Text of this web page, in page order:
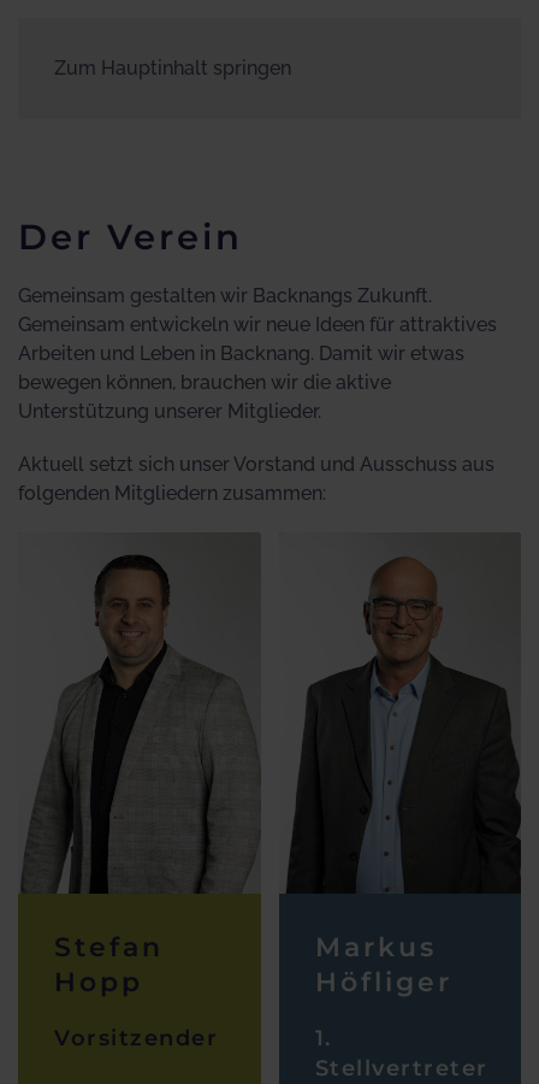
Zum Hauptinhalt springen
Der Verein
Gemeinsam gestalten wir Backnangs Zukunft.
Gemeinsam entwickeln wir neue Ideen für attraktives
Arbeiten und Leben in Backnang. Damit wir etwas
bewegen können, brauchen wir die aktive
Unterstützung unserer Mitglieder.
Aktuell setzt sich unser Vorstand und Ausschuss aus
folgenden Mitgliedern zusammen:
Stefan
Hopp
Vorsitzender
Markus
Höfliger
1.
Stellvertreter